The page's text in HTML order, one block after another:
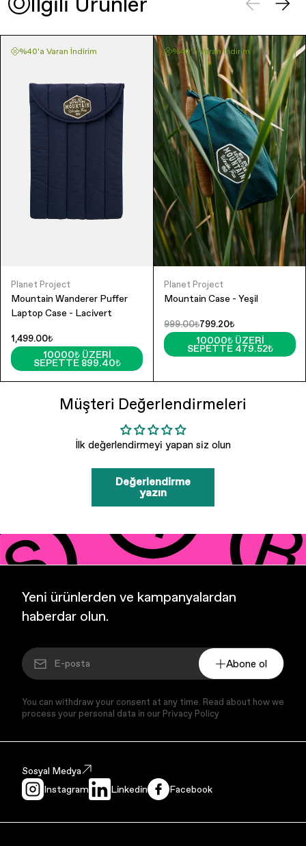
%40'a Varan İndirim
Planet Project
Mountain Wanderer Puffer
Laptop Case - Lacivert
1,499.00₺
10000₺ ÜZERI
SEPETTE 899.40₺
%40'a Varan İndirim
Planet Project
Mountain Case - Yeşil
999.00₺799.20₺
10000₺ ÜZERI
SEPETTE 479.52₺
Müşteri Değerlendirmeleri
İlk değerlendirmeyi yapan siz olun
Değerlendirme
yazın
Yeni ürünlerden ve kampanyalardan
haberdar olun.
Abone ol
You can withdraw your consent at any time. Read about how we
process your personal data in our Privacy Policy
Sosyal Medya
Instagram
Linkedin Facebook